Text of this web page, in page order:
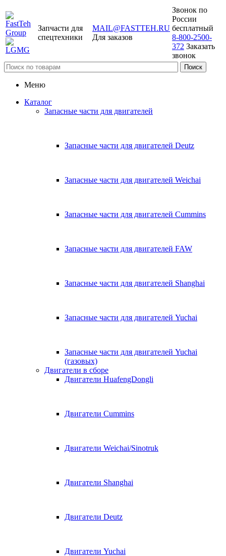
Запчасти для
спецтехники
MAIL@FASTTEH.RU
Для заказов
Звонок по
России
бесплатный
8-800-2500-
372 Заказать
звонок
Меню
Каталог
Запасные части для двигателей
Запасные части для двигателей Deutz
Запасные части для двигателей Weichai
Запасные части для двигателей Cummins
Запасные части для двигателей FAW
Запасные части для двигателей Shanghai
Запасные части для двигателей Yuchai
Запасные части для двигателей Yuchai
(газовых)
Двигатели в сборе
Двигатели HuafengDongli
Двигатели Cummins
Двигатели Weichai/Sinotruk
Двигатели Shanghai
Двигатели Deutz
Двигатели Yuchai